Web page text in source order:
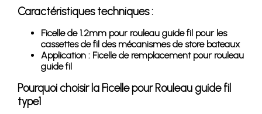
Caractéristiques techniques :
Ficelle de 1.2mm pour rouleau guide fil pour les
cassettes de fil des mécanismes de store bateaux
Application : Ficelle de remplacement pour rouleau
guide fil
Pourquoi choisir la Ficelle pour Rouleau guide fil
type1